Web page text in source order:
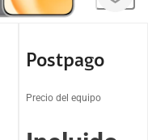
Postpago
Precio del equipo